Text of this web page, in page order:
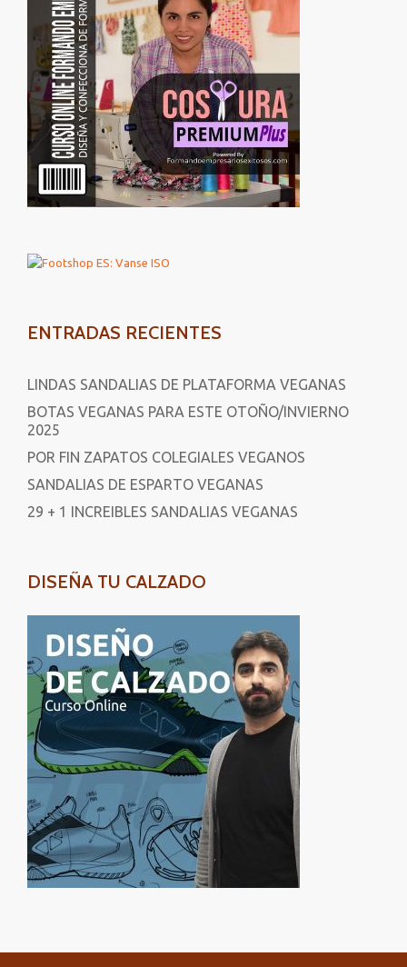
ENTRADAS RECIENTES
LINDAS SANDALIAS DE PLATAFORMA VEGANAS
BOTAS VEGANAS PARA ESTE OTOÑO/INVIERNO
2025
POR FIN ZAPATOS COLEGIALES VEGANOS
SANDALIAS DE ESPARTO VEGANAS
29 + 1 INCREIBLES SANDALIAS VEGANAS
DISEÑA TU CALZADO